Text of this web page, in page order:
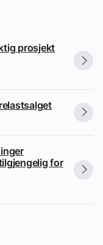
prosjekt
for